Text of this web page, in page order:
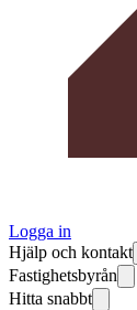
Logga in
Hjälp och kontakt
Fastighetsbyrån
Hitta snabbt